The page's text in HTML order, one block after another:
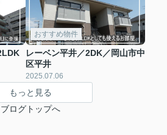
おすすめ物件
レーベン平井／2DK／岡山市中
区平井
2025.07.06
もっと見る
ブログトップへ